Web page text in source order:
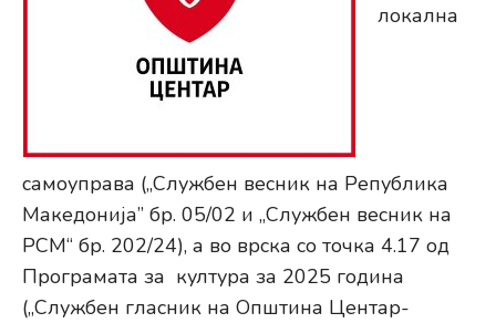
локална
самоуправа („Службен весник на Република
Македонија” бр. 05/02 и „Службен весник на
РСМ“ бр. 202/24), а во врска со точка 4.17 од
Програмата за култура за 2025 година
(„Службен гласник на Општина Центар-